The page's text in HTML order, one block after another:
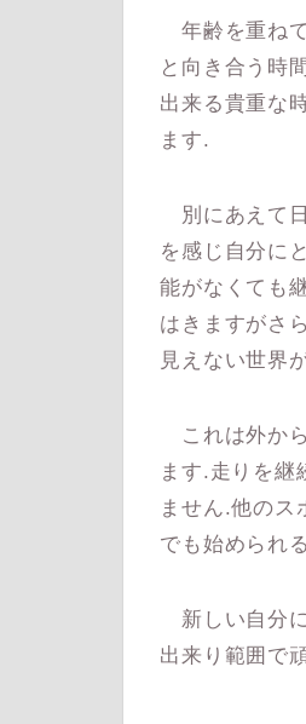
年齢を重ね
と向き合う時
出来る貴重な
ます.
別にあえて
を感じ自分に
能がなくても
はきますがさ
見えない世界
これは外か
ます.走りを継
ません.他のス
でも始められ
新しい自分
出来り範囲で